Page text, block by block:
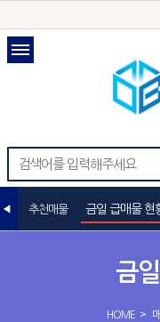
금
HOME >
추천매물 금일 급매물 현